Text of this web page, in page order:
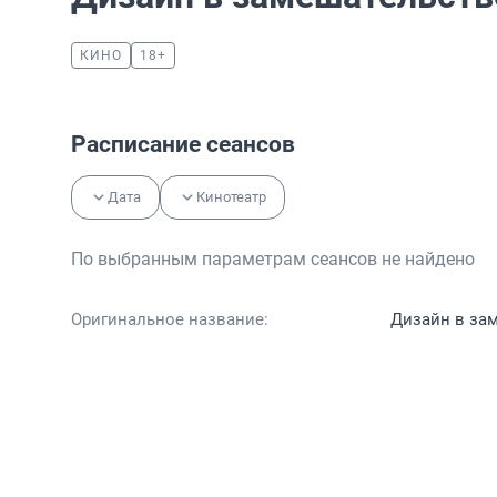
КИНО 18+
Расписание сеансов
Дата Кинотеатр
По выбранным параметрам сеансов не найдено
Оригинальное название: Дизайн в